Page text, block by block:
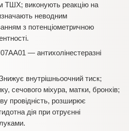
ТШХ; виконують реакцію на
неводним
з потенціометричною
— антихолінестеразні
внутрішньоочний тиск;
сечового міхура, матки, бронхів;
провідність, розширює
дія при отруєнні